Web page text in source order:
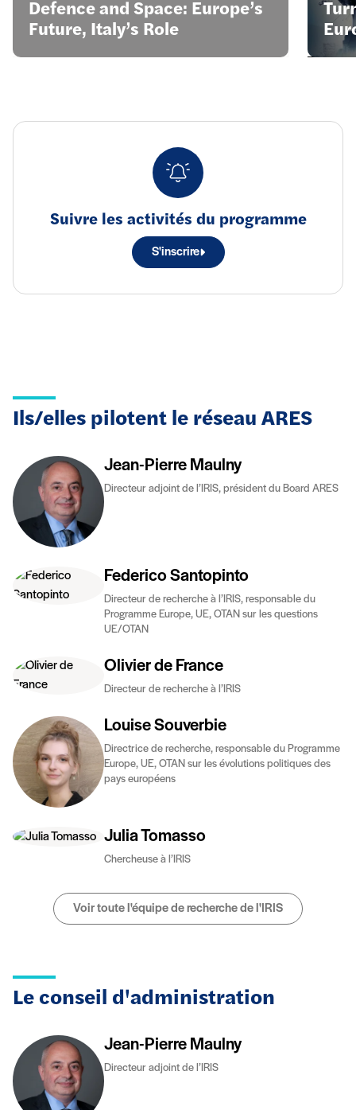
Defence and Space: Europe’s
Future, Italy’s Role
Suivre les activités du programme
S'inscrire
Ils/elles pilotent le réseau ARES
Jean-Pierre Maulny
Directeur adjoint de l’IRIS, président du Board ARES
Federico Santopinto
Directeur de recherche à l’IRIS, responsable du
Programme Europe, UE, OTAN sur les questions
UE/OTAN
Olivier de France
Directeur de recherche à l’IRIS
Louise Souverbie
Directrice de recherche, responsable du Programme
Europe, UE, OTAN sur les évolutions politiques des
pays européens
Julia Tomasso
Chercheuse à l’IRIS
Voir toute l'équipe de recherche de l'IRIS
Le conseil d'administration
Jean-Pierre Maulny
Directeur adjoint de l’IRIS